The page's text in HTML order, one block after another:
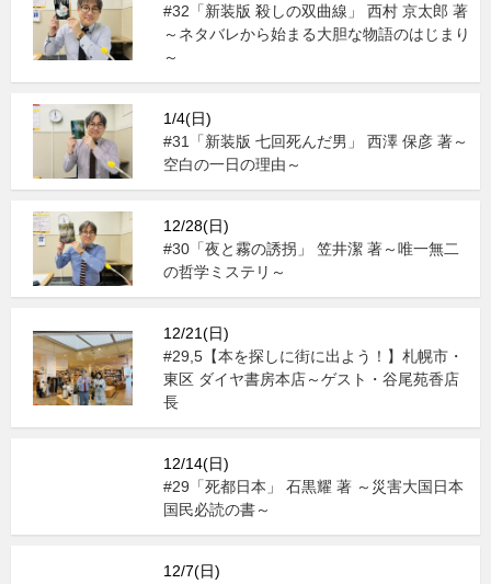
#32「新装版 殺しの双曲線」 西村 京太郎 著
～ネタバレから始まる大胆な物語のはじまり
～
1/4(日)
#31「新装版 七回死んだ男」 西澤 保彦 著～
空白の一日の理由～
12/28(日)
#30「夜と霧の誘拐」 笠井潔 著～唯一無二
の哲学ミステリ～
12/21(日)
#29,5【本を探しに街に出よう！】札幌市・
東区 ダイヤ書房本店～ゲスト・谷尾苑香店
長
12/14(日)
#29「死都日本」 石黒耀 著 ～災害大国日本
国民必読の書～
12/7(日)